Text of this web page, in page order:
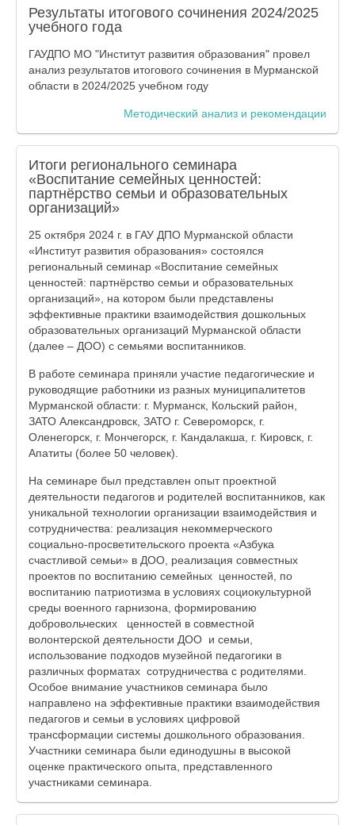
Результаты итогового сочинения 2024/2025
учебного года
ГАУДПО МО "Институт развития образования" провел
анализ результатов итогового сочинения в Мурманской
области в 2024/2025 учебном году
Методический анализ и рекомендации
Итоги регионального семинара
«Воспитание семейных ценностей:
партнёрство семьи и образовательных
организаций»
25 октября 2024 г. в ГАУ ДПО Мурманской области
«Институт развития образования» состоялся
региональный семинар «Воспитание семейных
ценностей: партнёрство семьи и образовательных
организаций», на котором были представлены
эффективные практики взаимодействия дошкольных
образовательных организаций Мурманской области
(далее – ДОО) с семьями воспитанников.
В работе семинара приняли участие педагогические и
руководящие работники из разных муниципалитетов
Мурманской области: г. Мурманск, Кольский район,
ЗАТО Александровск, ЗАТО г. Североморск, г.
Оленегорск, г. Мончегорск, г. Кандалакша, г. Кировск, г.
Апатиты (более 50 человек).
На семинаре был представлен опыт проектной
деятельности педагогов и родителей воспитанников, как
уникальной технологии организации взаимодействия и
сотрудничества: реализация некоммерческого
социально-просветительского проекта «Азбука
счастливой семьи» в ДОО, реализация совместных
проектов по воспитанию семейных ценностей, по
воспитанию патриотизма в условиях социокультурной
среды военного гарнизона, формированию
добровольческих ценностей в совместной
волонтерской деятельности ДОО и семьи,
использование подходов музейной педагогики в
различных форматах сотрудничества с родителями.
Особое внимание участников семинара было
направлено на эффективные практики взаимодействия
педагогов и семьи в условиях цифровой
трансформации системы дошкольного образования.
Участники семинара были единодушны в высокой
оценке практического опыта, представленного
участниками семинара.